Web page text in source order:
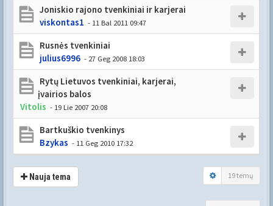
Joniskio rajono tvenkiniai ir karjerai
viskontas1 - 11 Bal 2011 09:47
Rusnės tvenkiniai
julius6996 - 27 Geg 2008 18:03
Rytų Lietuvos tvenkiniai, karjerai,
įvairios balos
Vitolis - 19 Lie 2007 20:08
Bartkuškio tvenkinys
Bzykas - 11 Geg 2010 17:32
Nauja tema 19 temų